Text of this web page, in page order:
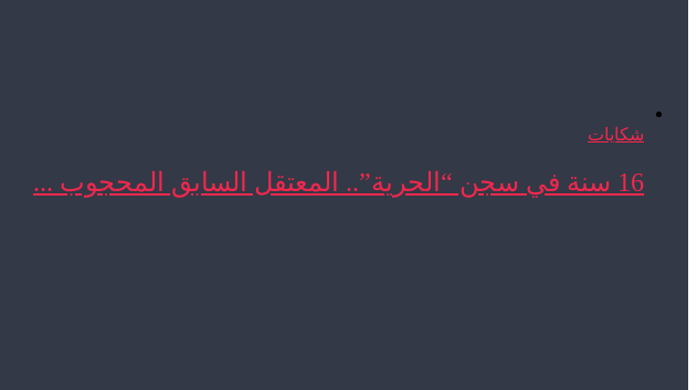
شكايات
16 سنة في سجن “الحرية”.. المعتقل السابق المحجوب ...